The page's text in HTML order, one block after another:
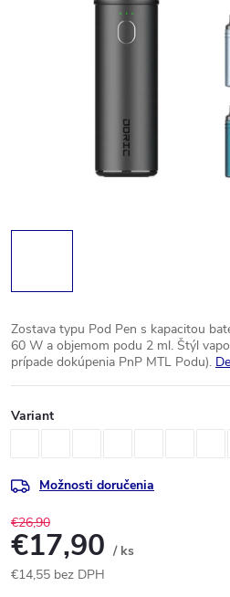
Zostava typu Pod Pen s kapacitou
60 W a objemom podu 2 ml. Štýl
prípade dokúpenia PnP MTL Podu).
Variant
Možnosti doručenia
€26,90
€17,90 / ks
€14,55 bez DPH